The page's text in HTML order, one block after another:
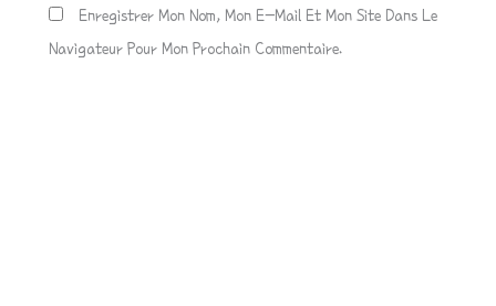
Enregistrer Mon Nom, Mon E-Mail Et Mon Site Dans Le
Navigateur Pour Mon Prochain Commentaire.